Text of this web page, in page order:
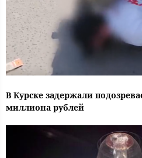
В Курске задержали
миллиона рублей